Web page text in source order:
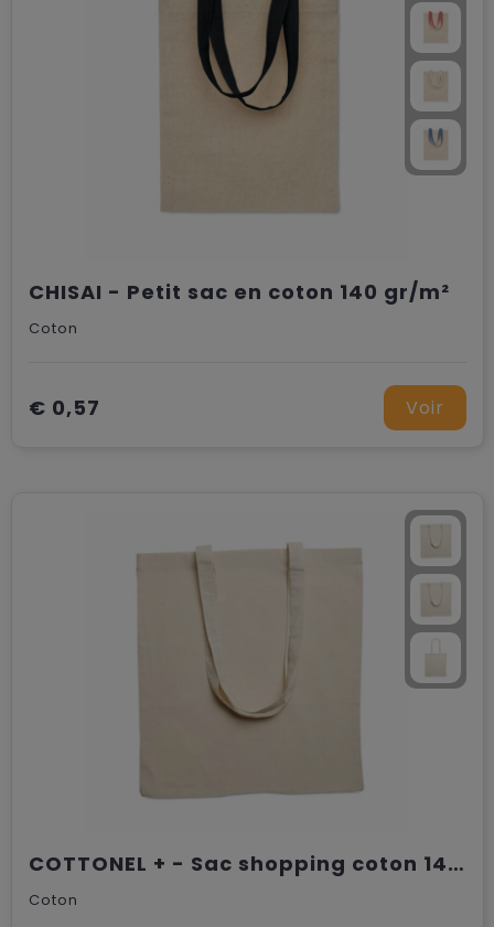
CHISAI - Petit sac en coton 140 gr/m²
Coton
€ 0,57 Voir
COTTONEL + - Sac shopping coton 140gr/m²
Coton